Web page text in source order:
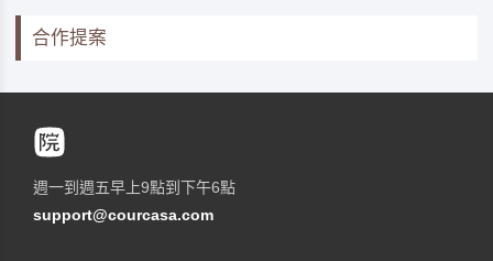
合作提案
週一到週五早上9點到下午6點
support@courcasa.com